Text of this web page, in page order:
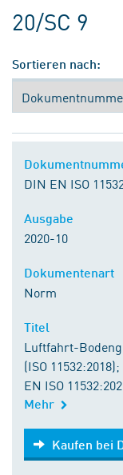
20/SC 9
Sortieren nach:
DIN EN ISO
2020-10
Norm
Luftfahrt-
(ISO
EN ISO
Mehr
Kaufen bei DIN
Kaufen bei